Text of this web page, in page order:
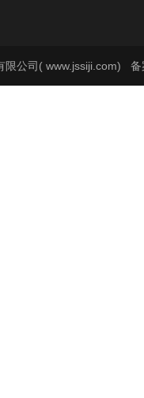
限公司( www.jssiji.com) 备